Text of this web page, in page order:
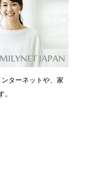
ターネットや、家